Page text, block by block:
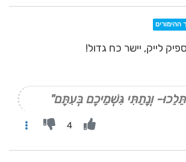
ההימורים
לייק, יישר כח גדול!
וְנָתַתִּי גִּשְׁמֵיכֶם בְּעִתָּם"
4